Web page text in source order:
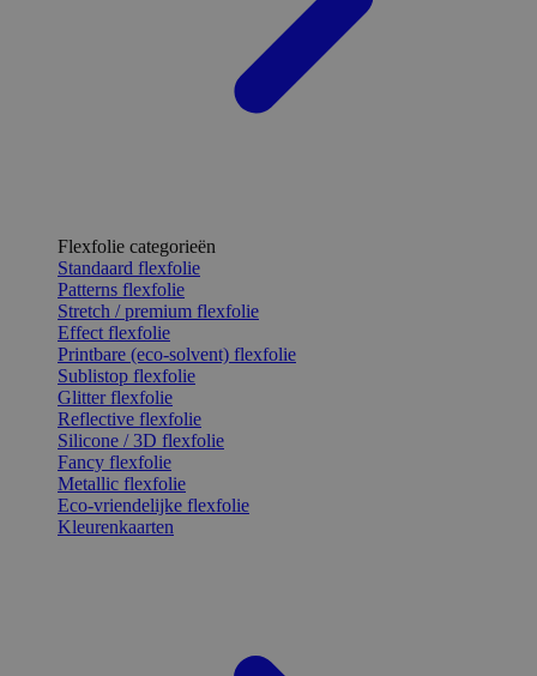
Flexfolie categorieën
Standaard flexfolie
Patterns flexfolie
Stretch / premium flexfolie
Effect flexfolie
Printbare (eco-solvent) flexfolie
Sublistop flexfolie
Glitter flexfolie
Reflective flexfolie
Silicone / 3D flexfolie
Fancy flexfolie
Metallic flexfolie
Eco-vriendelijke flexfolie
Kleurenkaarten